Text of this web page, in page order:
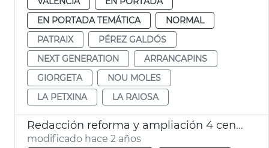
EN PORTADA TEMÁTICA
NORMAL
PATRAIX
PÉREZ GALDÓS
NEXT GENERATION
ARRANCAPINS
GIORGETA
NOU MOLES
LA PETXINA
LA RAIOSA
Redacción reforma y ampliación 4 centros escolares
modificado hace 2 años